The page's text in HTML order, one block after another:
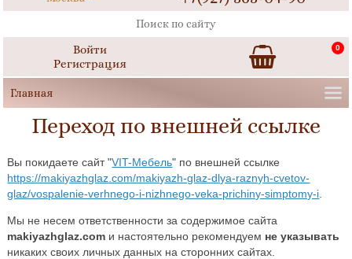
Войти
Регистрация
0
Переход по внешней ссылке
Вы покидаете сайт "VIT-Мебель" по внешней ссылке
https://makiyazhglaz.com/makiyazh-glaz-dlya-raznyh-cvetov-
glaz/vospalenie-verhnego-i-nizhnego-veka-prichiny-simptomy-i
Мы не несем ответственности за содержимое сайта
makiyazhglaz.com и настоятельно рекомендуем не указывать
никаких своих личных данных на сторонних сайтах.